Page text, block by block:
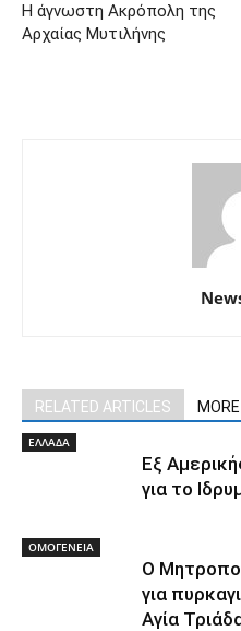
Η άγνωστη Ακρόπολη της
Αρχαίας Μυτιλήνης
RELATED ARTICLES
ΕΛΛΑΔΑ
Εξ
για το
ΟΜΟΓΕΝΕΙΑ
Ο
για
Αγία